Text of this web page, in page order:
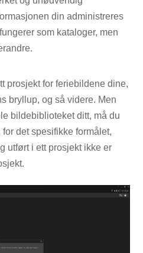
din administreres
som kataloger, men
prosjekt for feriebildene dine,
bryllup, og så videre. Men
bildebiblioteket ditt, må du
det spesifikke formålet,
utført i ett prosjekt ikke er